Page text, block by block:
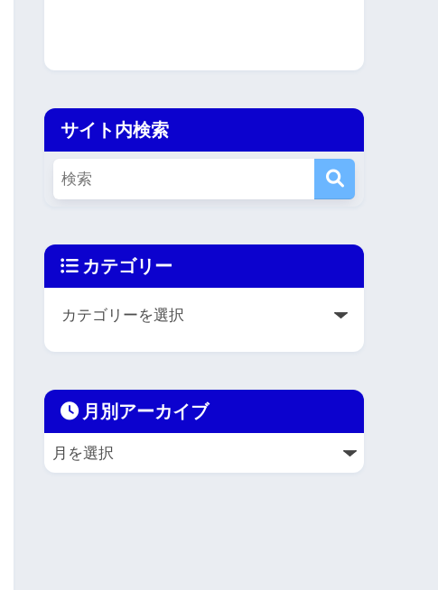
サイト内検索
カテゴリー
月別アーカイブ